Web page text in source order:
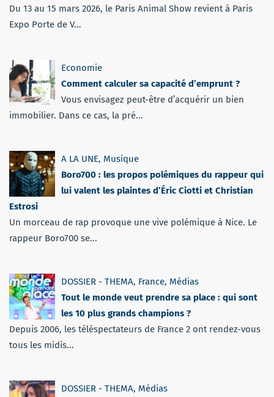
Du 13 au 15 mars 2026, le Paris Animal Show revient à Paris
Expo Porte de V...
Economie
Comment calculer sa capacité d’emprunt ?
Vous envisagez peut-être d’acquérir un bien
immobilier. Dans ce cas, la pré...
A LA UNE, Musique
Boro700 : les propos polémiques du rappeur qui
lui valent les plaintes d’Éric Ciotti et Christian
Estrosi
Un morceau de rap provoque une vive polémique à Nice. Le
rappeur Boro700 se...
DOSSIER - THEMA, France, Médias
Tout le monde veut prendre sa place : qui sont
les 10 plus grands champions ?
Depuis 2006, les téléspectateurs de France 2 ont rendez-vous
tous les midis...
DOSSIER - THEMA, Médias